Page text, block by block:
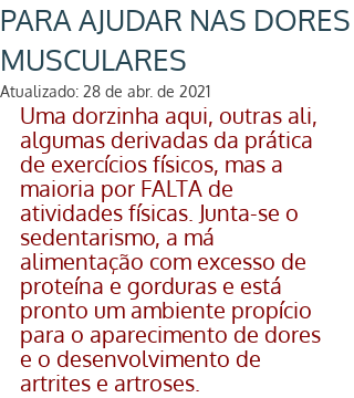
PARA AJUDAR NAS DORES
MUSCULARES
Atualizado: 28 de abr. de 2021
Uma dorzinha aqui, outras ali,
algumas derivadas da prática
de exercícios físicos, mas a
maioria por FALTA de
atividades físicas. Junta-se o
sedentarismo, a má
alimentação com excesso de
proteína e gorduras e está
pronto um ambiente propício
para o aparecimento de dores
e o desenvolvimento de
artrites e artroses.